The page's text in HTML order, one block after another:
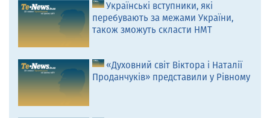
Українські вступники, які
перебувають за межами України,
також зможуть скласти НМТ
«Духовний світ Віктора і Наталії
Проданчуків» представили у Рівному